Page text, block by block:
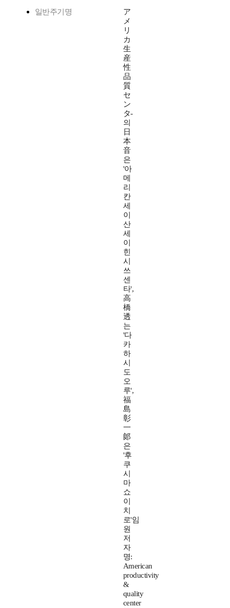
일반주기명
ア
メ
リ
カ
生
産
性
品
質
セ
ン
タ-
의
日
本
音
은
'아
메
리
칸
세
이
산
세
이
힌
시
쓰
센
타',
高
橋
透
는
'다
카
하
시
도
오
루',
福
島
彰
一
郞
은
'후
쿠
시
마
쇼
이
치
로'임
원
저
자
명:
American
productivity
&
quality
center